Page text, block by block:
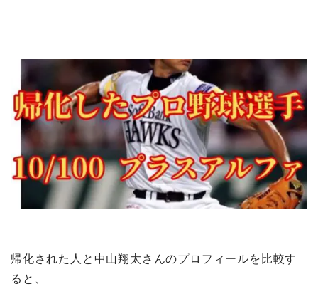
帰化された人と中山翔太さんのプロフィールを比較す
ると、